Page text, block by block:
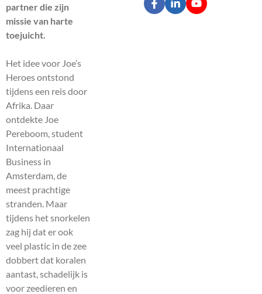
partner die zijn
missie van harte
toejuicht.
Het idee voor Joe’s
Heroes ontstond
tijdens een reis door
Afrika. Daar
ontdekte Joe
Pereboom, student
Internationaal
Business in
Amsterdam, de
meest prachtige
stranden. Maar
tijdens het snorkelen
zag hij dat er ook
veel plastic in de zee
dobbert dat koralen
aantast, schadelijk is
voor zeedieren en